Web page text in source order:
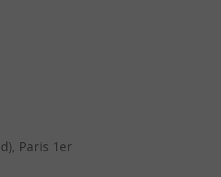
Paris 1er